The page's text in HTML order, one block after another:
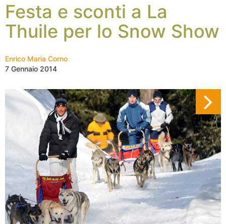
Festa e sconti a La
Thuile per lo Snow Show
Enrico Maria Corno
7 Gennaio 2014